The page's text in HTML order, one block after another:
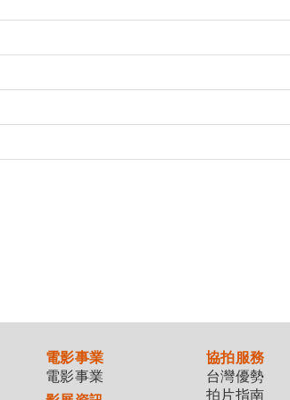
電影事業
電影事業
協拍服務
台灣優勢
拍片指南